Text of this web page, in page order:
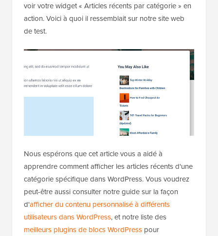
voir votre widget « Articles récents par catégorie » en
action. Voici à quoi il ressemblait sur notre site web
de test.
Nous espérons que cet article vous a aidé à
apprendre comment afficher les articles récents d'une
catégorie spécifique dans WordPress. Vous voudrez
peut-être aussi consulter notre guide sur la façon
d'afficher du contenu personnalisé à différents
utilisateurs dans WordPress, et notre liste des
meilleurs plugins de blocs WordPress pour